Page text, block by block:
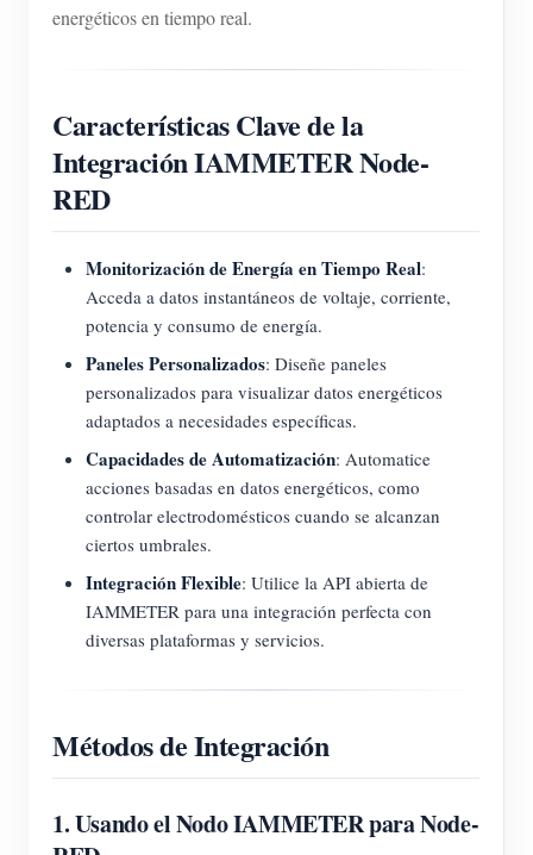
energéticos en tiempo real.
Características Clave de la
Integración IAMMETER Node-
RED
Monitorización de Energía en Tiempo Real:
Acceda a datos instantáneos de voltaje, corriente,
potencia y consumo de energía.
Paneles Personalizados: Diseñe paneles
personalizados para visualizar datos energéticos
adaptados a necesidades específicas.
Capacidades de Automatización: Automatice
acciones basadas en datos energéticos, como
controlar electrodomésticos cuando se alcanzan
ciertos umbrales.
Integración Flexible: Utilice la API abierta de
IAMMETER para una integración perfecta con
diversas plataformas y servicios.
Métodos de Integración
1. Usando el Nodo IAMMETER para Node-